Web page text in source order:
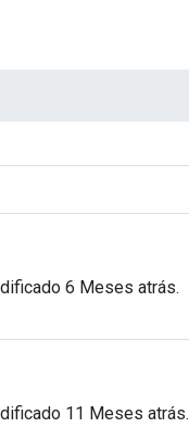
6 Meses atrás.
11 Meses atrás.